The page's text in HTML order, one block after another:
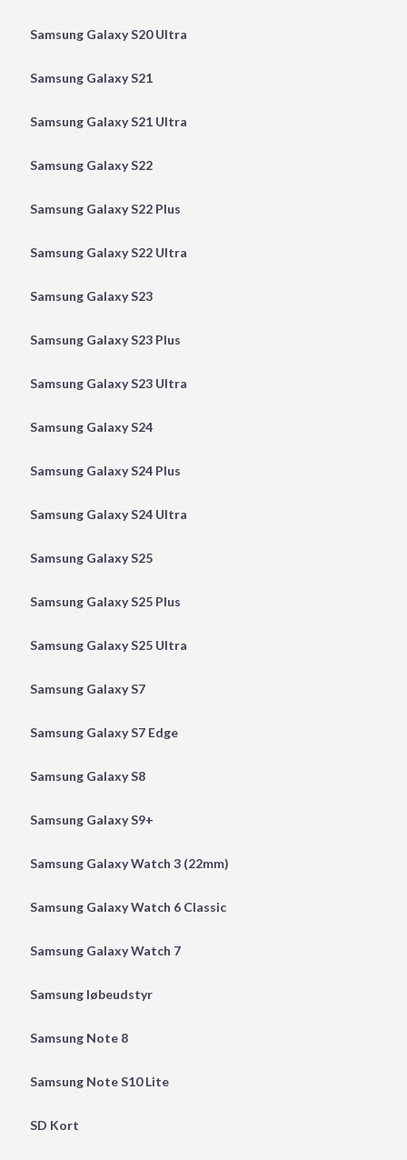
Samsung Galaxy S20 Ultra
Samsung Galaxy S21
Samsung Galaxy S21 Ultra
Samsung Galaxy S22
Samsung Galaxy S22 Plus
Samsung Galaxy S22 Ultra
Samsung Galaxy S23
Samsung Galaxy S23 Plus
Samsung Galaxy S23 Ultra
Samsung Galaxy S24
Samsung Galaxy S24 Plus
Samsung Galaxy S24 Ultra
Samsung Galaxy S25
Samsung Galaxy S25 Plus
Samsung Galaxy S25 Ultra
Samsung Galaxy S7
Samsung Galaxy S7 Edge
Samsung Galaxy S8
Samsung Galaxy S9+
Samsung Galaxy Watch 3 (22mm)
Samsung Galaxy Watch 6 Classic
Samsung Galaxy Watch 7
Samsung løbeudstyr
Samsung Note 8
Samsung Note S10 Lite
SD Kort